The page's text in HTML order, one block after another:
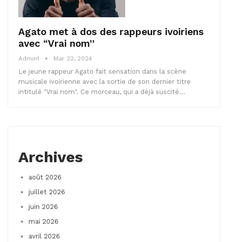
Agato met à dos des rappeurs ivoiriens
avec “Vrai nom”
Admin1 Mar 22, 2024
Le jeune rappeur Agato fait sensation dans la scène
musicale ivoirienne avec la sortie de son dernier titre
intitulé "Vrai nom". Ce morceau, qui a déjà suscité…
Archives
août 2026
juillet 2026
juin 2026
mai 2026
avril 2026